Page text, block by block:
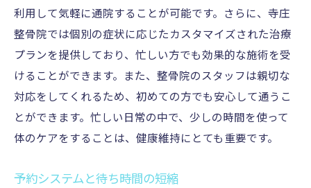
利用して気軽に通院することが可能です。さらに、寺庄
整骨院では個別の症状に応じたカスタマイズされた治療
プランを提供しており、忙しい方でも効果的な施術を受
けることができます。また、整骨院のスタッフは親切な
対応をしてくれるため、初めての方でも安心して通うこ
とができます。忙しい日常の中で、少しの時間を使って
体のケアをすることは、健康維持にとても重要です。
予約システムと待ち時間の短縮